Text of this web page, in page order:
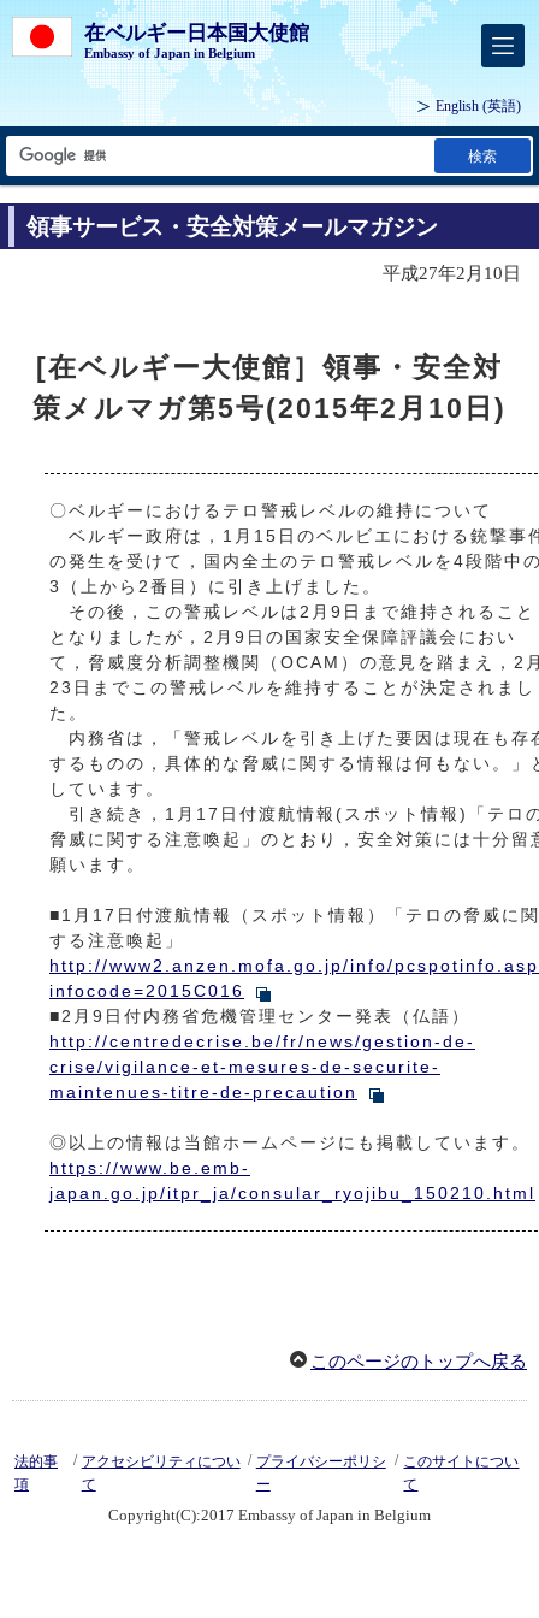
在ベルギー日本国大使館
Embassy of Japan in Belgium
English (英語)
検索
領事サービス・安全対策メールマガジン
平成27年2月10日
[在ベルギー大使館］領事・安全対
策メルマガ第5号(2015年2月10日)
〇ベルギーにおけるテロ警戒レベルの維持について
ベルギー政府は，1月15日のベルビエにおける銃撃事
の発生を受けて，国内全土のテロ警戒レベルを4段階中
3（上から2番目）に引き上げました。
その後，この警戒レベルは2月9日まで維持されること
となりましたが，2月9日の国家安全保障評議会におい
て，脅威度分析調整機関（OCAM）の意見を踏まえ，2
23日までこの警戒レベルを維持することが決定されまし
た。
内務省は，「警戒レベルを引き上げた要因は現在も存
するものの，具体的な脅威に関する情報は何もない。」
しています。
引き続き，1月17日付渡航情報(スポット情報)「テロ
脅威に関する注意喚起」のとおり，安全対策には十分留
願います。
■1月17日付渡航情報（スポット情報）「テロの脅威に関
する注意喚起」
http://www2.anzen.mofa.go.jp/info/
infocode=2015C016
■2月9日付内務省危機管理センター発表（仏語）
http://centredecrise.be/fr/news/gestion-de-
crise/vigilance-et-mesures-de-securite-
maintenues-titre-de-precaution
◎以上の情報は当館ホームページにも掲載しています。
https://www.be.emb-
japan.go.jp/itpr_ja/consular_ryojibu_150210.html
このページのトップへ戻る
法的事
項
/ アクセシビリティについ
て
/ プライバシーポリシ
ー
/ このサイトについ
て
Copyright(C):2017 Embassy of Japan in Belgium